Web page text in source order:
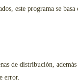
este programa se
de distribución,
error.